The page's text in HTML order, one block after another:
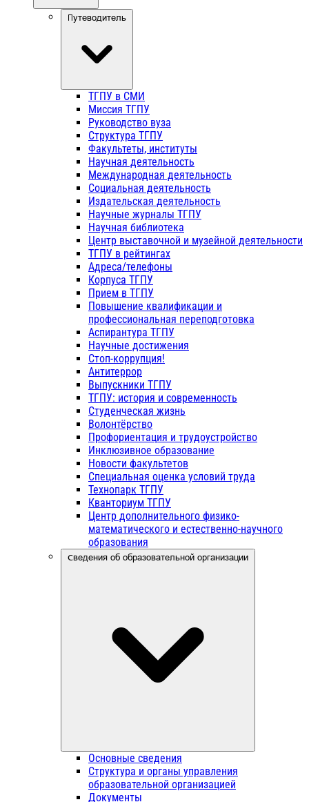
Путеводитель
ТГПУ в СМИ
Миссия ТГПУ
Руководство вуза
Структура ТГПУ
Факультеты, институты
Научная деятельность
Международная деятельность
Социальная деятельность
Издательская деятельность
Научные журналы ТГПУ
Научная библиотека
Центр выставочной и музейной деятельности
ТГПУ в рейтингах
Адреса/телефоны
Корпуса ТГПУ
Прием в ТГПУ
Повышение квалификации и
профессиональная переподготовка
Аспирантура ТГПУ
Научные достижения
Стоп-коррупция!
Антитеррор
Выпускники ТГПУ
ТГПУ: история и современность
Студенческая жизнь
Волонтёрство
Профориентация и трудоустройство
Инклюзивное образование
Новости факультетов
Специальная оценка условий труда
Технопарк ТГПУ
Кванториум ТГПУ
Центр дополнительного физико-
математического и естественно-научного
образования
Сведения об образовательной организации
Основные сведения
Структура и органы управления
образовательной организацией
Документы